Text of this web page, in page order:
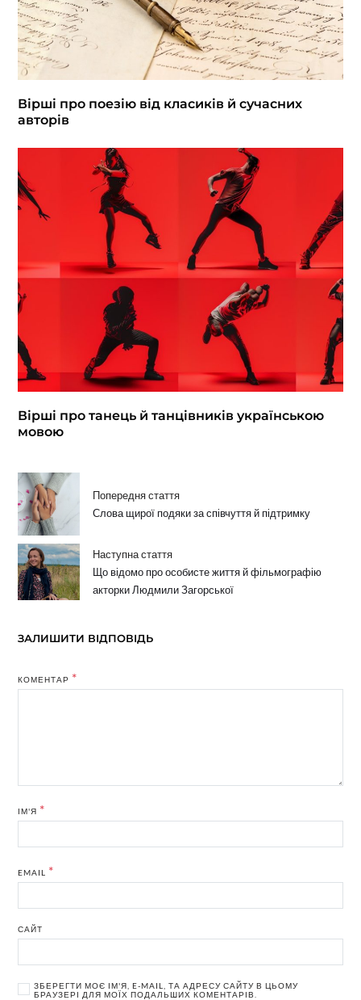
Вірші про поезію від класиків й сучасних
авторів
Вірші про танець й танцівників українською
мовою
Попередня стаття
Слова щирої подяки за співчуття й підтримку
Наступна стаття
Що відомо про особисте життя й фільмографію
акторки Людмили Загорської
ЗАЛИШИТИ ВІДПОВІДЬ
КОМЕНТАР *
ІМ'Я *
EMAIL *
САЙТ
ЗБЕРЕГТИ МОЄ ІМ'Я, E-MAIL, ТА АДРЕСУ САЙТУ В ЦЬОМУ
БРАУЗЕРІ ДЛЯ МОЇХ ПОДАЛЬШИХ КОМЕНТАРІВ.